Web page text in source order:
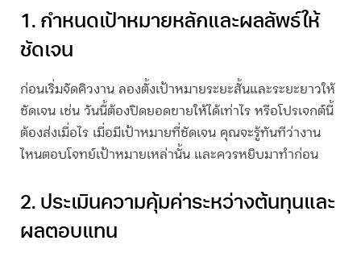
1. กำหนดเป้าหมายหลักและผลลัพธ์ให้
ชัดเจน
ก่อนเริ่มจัดคิวงาน ลองตั้งเป้าหมายระยะสั้นและระยะยาวให้
ชัดเจน เช่น วันนี้ต้องปิดยอดขายให้ได้เท่าไร หรือโปรเจกต์นี้
ต้องส่งเมื่อไร เมื่อมีเป้าหมายที่ชัดเจน คุณจะรู้ทันทีว่างาน
ไหนตอบโจทย์เป้าหมายเหล่านั้น และควรหยิบมาทำก่อน
2. ประเมินความคุ้มค่าระหว่างต้นทุนและ
ผลตอบแทน